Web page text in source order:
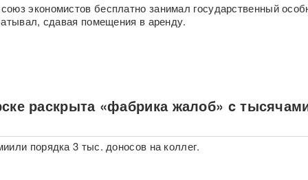
экономистов бесплатно занимал государственный
сдавая помещения в аренду.
раскрыта «фабрика жалоб» c
порядка 3 тыс. доносов на коллег.